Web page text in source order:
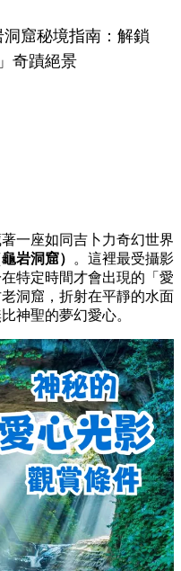
洞窟秘境指南：解鎖
奇蹟絕景
一座如同吉卜力奇幻世界
岩洞窟）
。這裡最受攝影
特定時間才會出現的「愛
洞窟，折射在平靜的水面
神聖的夢幻愛心。